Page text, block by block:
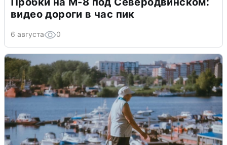
видео дороги в час пик
6 августа 0